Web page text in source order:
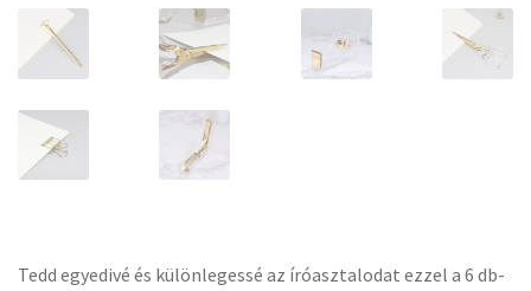
Tedd egyedivé és különlegessé az íróasztalodat ezzel a 6 db-